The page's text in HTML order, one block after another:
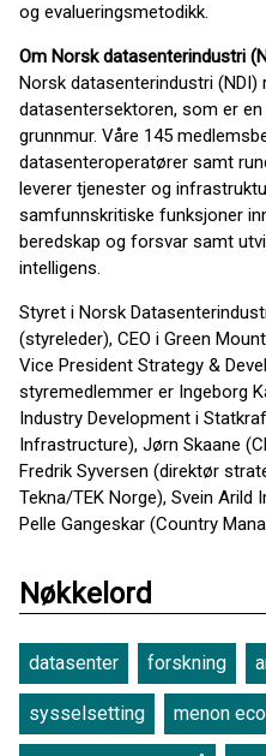
og evalueringsmetodikk.
Om Norsk datasenterindustri
Norsk datasenterindustri (NDI)
datasentersektoren, som er
grunnmur. Våre 145
datasenteroperatører samt
leverer tjenester og
samfunnskritiske funksjoner
beredskap og forsvar samt
intelligens.
Styret i Norsk
(styreleder), CEO i Green
Vice President Strategy &
styremedlemmer er Ingeborg
Industry Development i
Infrastructure), Jørn Skaane
Fredrik Syversen (direktør
Tekna/TEK Norge), Svein Arild
Pelle Gangeskar (Country
Nøkkelord
datasenter forskning
sysselsetting menon